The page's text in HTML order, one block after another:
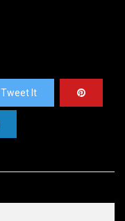
Tweet It